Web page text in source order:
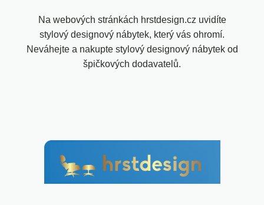
Na webových stránkách hrstdesign.cz uvidíte
stylový designový nábytek, který vás ohromí.
Neváhejte a nakupte stylový designový nábytek od
špičkových dodavatelů.